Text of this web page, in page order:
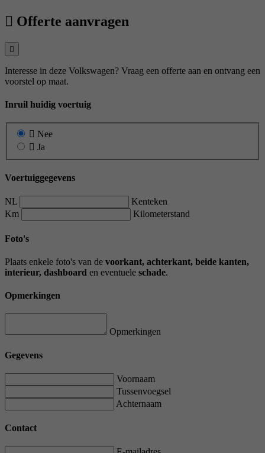
Offerte aanvragen
Interesse in deze Volkswagen? Vraag een offerte aan en ontvang een
voorstel op maat.
Inruil huidig voertuig
Nee
Ja
Voertuiggegevens
NL
Kenteken
Km
Kilometerstand
Foto's
Plaats enkele foto's van de voorkant, achterkant, beide kanten,
interieur, dashboard en eventuele schade.
Opmerkingen
Opmerkingen
Gegevens
Voornaam
Tussenvoegsel
Achternaam
Contact